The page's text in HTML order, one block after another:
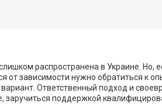
распространена в Украине. Но,
от зависимости нужно обратиться к
Ответственный подход и
поддержкой